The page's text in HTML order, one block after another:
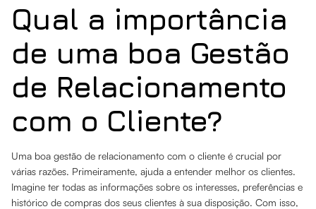
Qual a importância
de uma boa Gestão
de Relacionamento
com o Cliente?
Uma boa gestão de relacionamento com o cliente é crucial por
várias razões. Primeiramente, ajuda a entender melhor os clientes.
Imagine ter todas as informações sobre os interesses, preferências e
histórico de compras dos seus clientes à sua disposição. Com isso,